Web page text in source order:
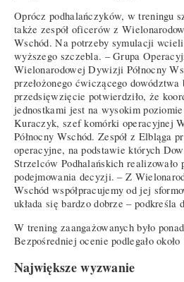
Oprócz podhalańczyków, w treningu
także zespół oficerów z
Wschód. Na potrzeby symulacji
wyższego szczebla. – Grupa
Wielonarodowej Dywizji Północny
przełożonego ćwiczącego
przedsięwzięcie potwierdziło, że
jednostkami jest na wysokim
Kuraczyk, szef komórki operacyjnej
Północny Wschód. Zespół z Elbląga
operacyjne, na podstawie których
Strzelców Podhalańskich realizowało
podejmowania decyzji. – Z
Wschód współpracujemy od jej
układa się bardzo dobrze – podkreśla
W trening zaangażowanych było
Bezpośredniej ocenie podlegało
Największe wyzwanie